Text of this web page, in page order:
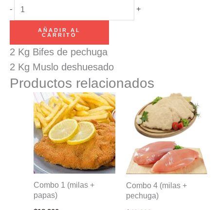
-
Combo
7
(pechuga
+
muslo
deshuesado)
cantidad
+
AÑADIR AL
CARRITO
2 Kg Bifes de pechuga
2 Kg Muslo deshuesado
Productos relacionados
Combo 1 (milas +
papas)
Combo 4 (milas +
pechuga)